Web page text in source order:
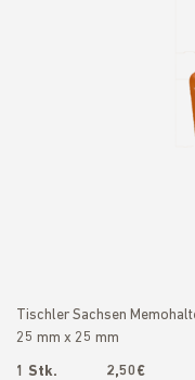
Tischler Sachsen
25 mm x 25 mm
1 Stk. 2,50€